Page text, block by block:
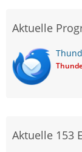
Aktuelle
Aktuelle 153